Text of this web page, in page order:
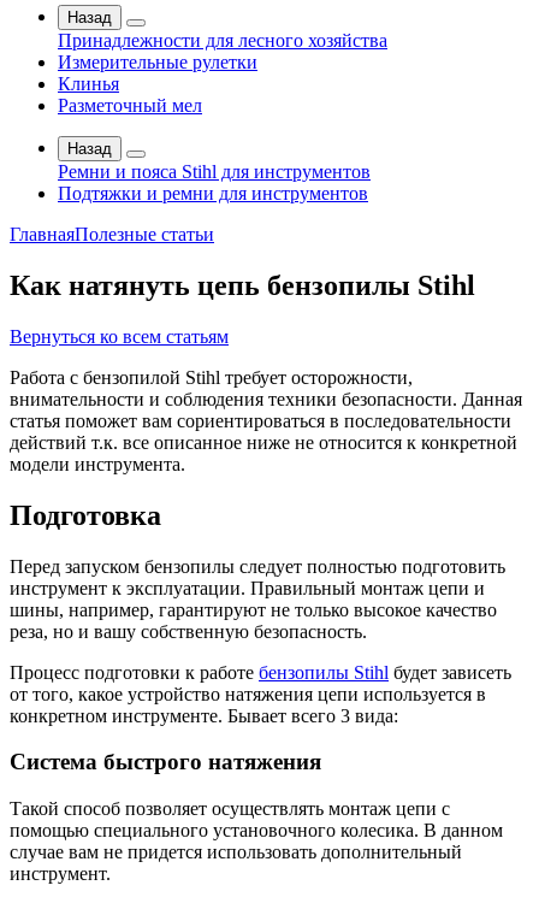
Назад
Принадлежности для лесного хозяйства
Измерительные рулетки
Клинья
Разметочный мел
Назад
Ремни и пояса Stihl для инструментов
Подтяжки и ремни для инструментов
ГлавнаяПолезные статьи
Как натянуть цепь бензопилы Stihl
Вернуться ко всем статьям
Работа с бензопилой Stihl требует осторожности,
внимательности и соблюдения техники безопасности. Данная
статья поможет вам сориентироваться в последовательности
действий т.к. все описанное ниже не относится к конкретной
модели инструмента.
Подготовка
Перед запуском бензопилы следует полностью подготовить
инструмент к эксплуатации. Правильный монтаж цепи и
шины, например, гарантируют не только высокое качество
реза, но и вашу собственную безопасность.
Процесс подготовки к работе бензопилы Stihl будет зависеть
от того, какое устройство натяжения цепи используется в
конкретном инструменте. Бывает всего 3 вида:
Система быстрого натяжения
Такой способ позволяет осуществлять монтаж цепи с
помощью специального установочного колесика. В данном
случае вам не придется использовать дополнительный
инструмент.